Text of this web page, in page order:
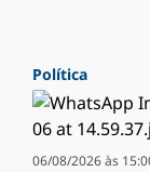
Política
06/08/2026 às